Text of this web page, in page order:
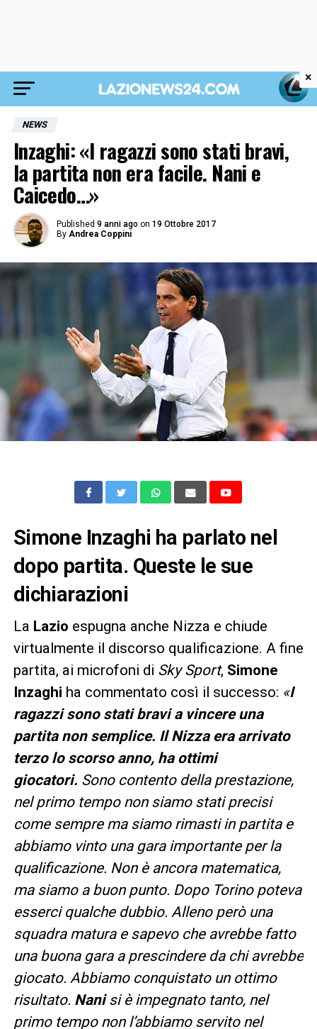
NEWS
Inzaghi: «I ragazzi sono stati bravi,
la partita non era facile. Nani e
Caicedo…»
Published 9 anni ago on 19 Ottobre 2017
By Andrea Coppini
Simone Inzaghi ha parlato nel
dopo partita. Queste le sue
dichiarazioni
La Lazio espugna anche Nizza e chiude
virtualmente il discorso qualificazione. A fine
partita, ai microfoni di Sky Sport, Simone
Inzaghi ha commentato così il successo: «I
ragazzi sono stati bravi a vincere una
partita non semplice. Il Nizza era arrivato
terzo lo scorso anno, ha ottimi
giocatori. Sono contento della prestazione,
nel primo tempo non siamo stati precisi
come sempre ma siamo rimasti in partita e
abbiamo vinto una gara importante per la
qualificazione. Non è ancora matematica,
ma siamo a buon punto. Dopo Torino poteva
esserci qualche dubbio. Alleno però una
squadra matura e sapevo che avrebbe fatto
una buona gara a prescindere da chi avrebbe
giocato. Abbiamo conquistato un ottimo
risultato. Nanisi è impegnato tanto, nel
primo tempo non l’abbiamo servito nel
×